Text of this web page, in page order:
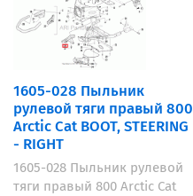
1605-028 Пыльник
рулевой тяги правый 800
Arctic Cat BOOT, STEERING
- RIGHT
1605-028 Пыльник рулевой
тяги правый 800 Arctic Cat